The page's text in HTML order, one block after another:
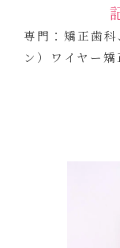
専門：矯正歯
ン）ワイヤー